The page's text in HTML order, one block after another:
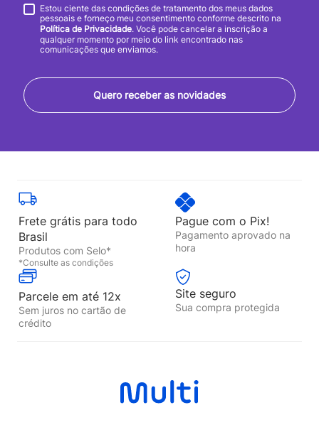
Quero receber as novidades
Estou ciente das condições de tratamento dos meus dados
pessoais e forneço meu consentimento conforme descrito na
Política de Privacidade. Você pode cancelar a inscrição a
qualquer momento por meio do link encontrado nas
comunicações que enviamos.
Frete grátis para todo
Brasil
Produtos com Selo*
*Consulte as condições
Pague com o Pix!
Pagamento aprovado na
hora
Parcele em até 12x
Sem juros no cartão de
crédito
Site seguro
Sua compra protegida